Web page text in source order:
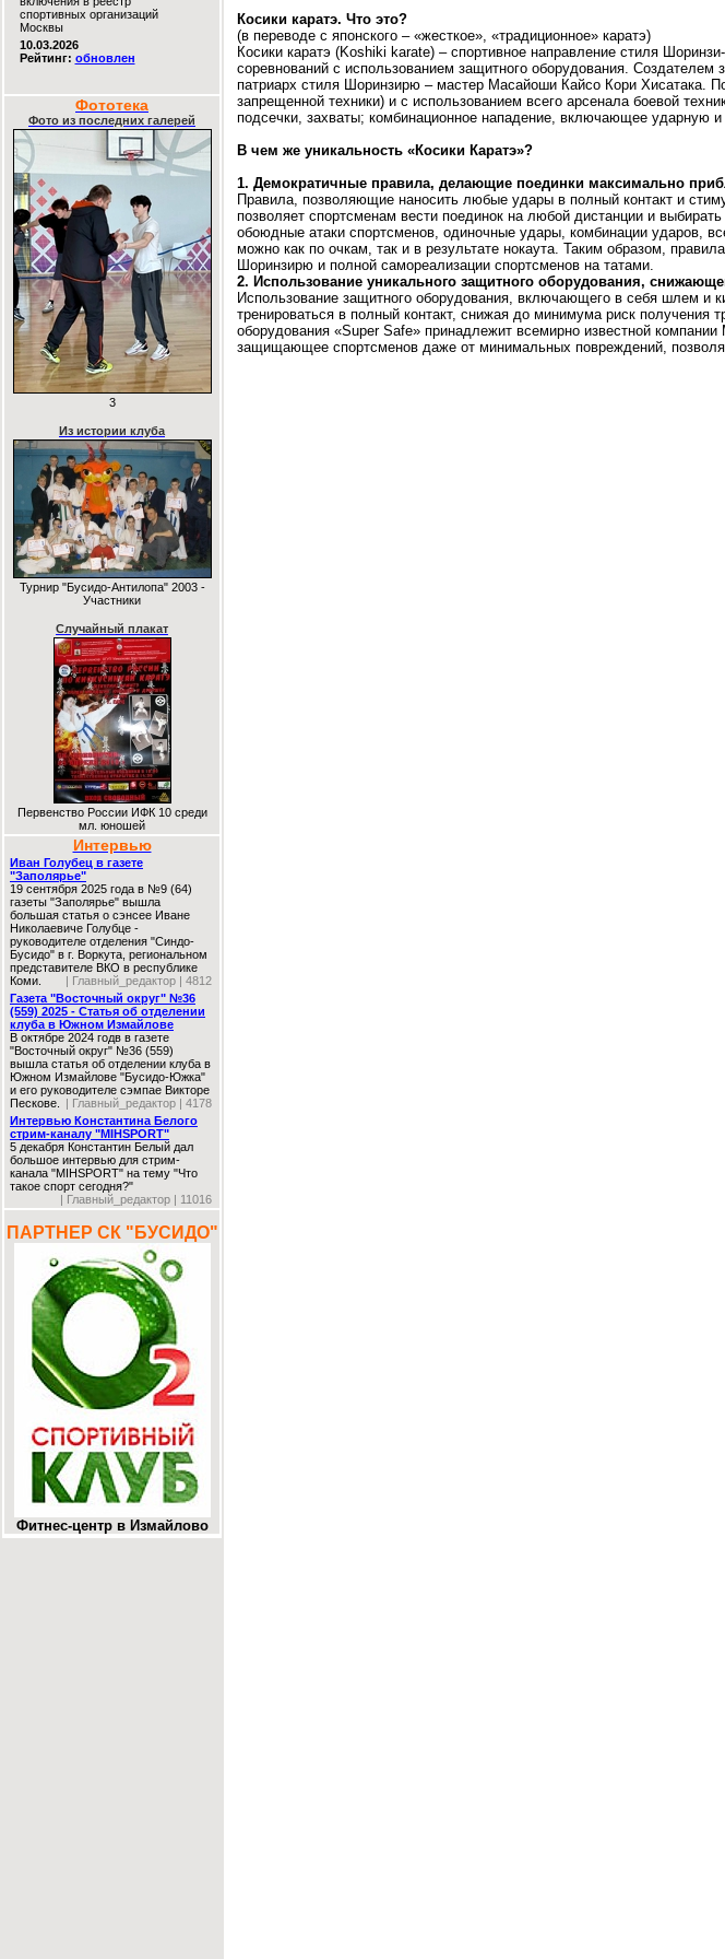
спортивных организаций
Москвы
10.03.2026
Рейтинг: обновлен
Фототека
Фото из последних галерей
3
Из истории клуба
Турнир "Бусидо-Антилопа" 2003 -
Участники
Случайный плакат
Первенство России ИФК 10 среди
мл. юношей
Интервью
Иван Голубец в газете
"Заполярье"
19 сентября 2025 года в №9 (64)
газеты "Заполярье" вышла
большая статья о сэнсее Иване
Николаевиче Голубце -
руководителе отделения "Синдо-
Бусидо" в г. Воркута, региональном
представителе ВКО в республике
Коми.
| Главный_редактор | 4812
Газета "Восточный округ" №36
(559) 2025 - Статья об отделении
клуба в Южном Измайлове
В октябре 2024 годв в газете
"Восточный округ" №36 (559)
вышла статья об отделении клуба в
Южном Измайлове "Бусидо-Южка"
и его руководителе сэмпае Викторе
Пескове.
| Главный_редактор | 4178
Интервью Константина Белого
стрим-каналу "MIHSPORT"
5 декабря Константин Белый дал
большое интервью для стрим-
канала "MIHSPORT" на тему "Что
такое спорт сегодня?"
| Главный_редактор | 11016
ПАРТНЕР СК "БУСИДО"
Фитнес-центр в Измайлово
Косики каратэ. Что это?
(в переводе с японского – «жесткое», «традиционное» каратэ)
Косики каратэ (Koshiki karate) – спортивное направление стиля
соревнований с использованием защитного оборудования.
патриарх стиля Шоринзирю – мастер Масайоши Кайсо Кори Хисатака.
запрещенной техники) и с использованием всего арсенала боевой
подсечки, захваты; комбинационное нападение, включающее ударную и
В чем же уникальность «Косики Каратэ»?
1. Демократичные правила, делающие поединки максимально
Правила, позволяющие наносить любые удары в полный контакт и
позволяет спортсменам вести поединок на любой дистанции и
обоюдные атаки спортсменов, одиночные удары, комбинации ударов,
можно как по очкам, так и в результате нокаута. Таким образом,
Шоринзирю и полной самореализации спортсменов на татами.
2. Использование уникального защитного оборудования,
Использование защитного оборудования, включающего в себя шлем и
тренироваться в полный контакт, снижая до минимума риск получения
оборудования «Super Safe» принадлежит всемирно известной
защищающее спортсменов даже от минимальных повреждений,